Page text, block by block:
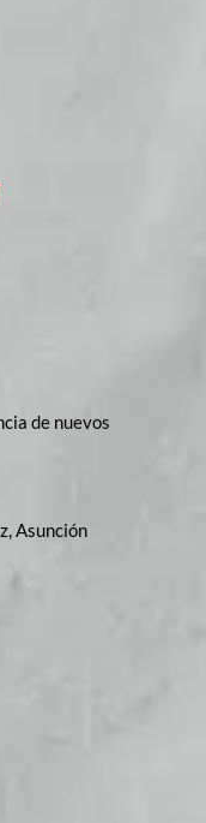
de nuevos
Asunción